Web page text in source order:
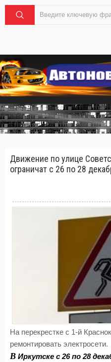
Движение по улице
ограничат с 26 по 28
На перекрестке с 1-й
ремонтировать электросети.
В Иркутске с 26 по 28